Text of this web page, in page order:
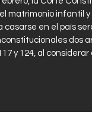
matrimonio infantil
en el país
dos
y 124, al